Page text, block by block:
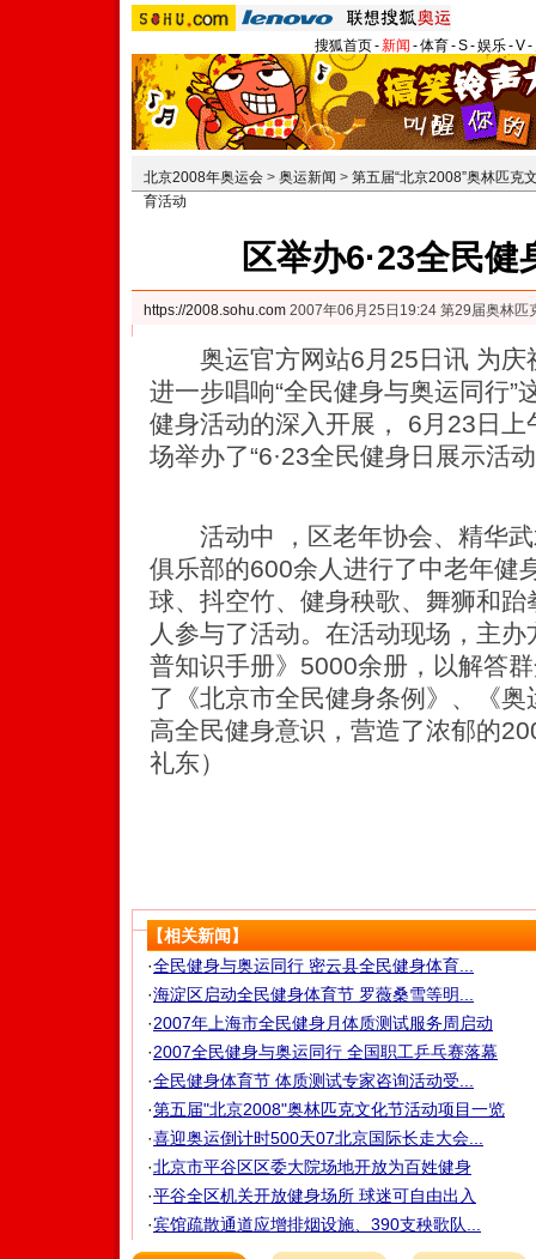
搜狐首页-新闻 -体育-S-娱乐-V-
北京2008年奥运会 > 奥运新闻 > 第五届“北京2008”奥林匹克
育活动
区举办6·23全民
https://2008.sohu.com 2007年06月25日19:24 第29届奥林匹
奥运官方网站6月25日讯 为庆
进一步唱响“全民健身与奥运同行”
健身活动的深入开展， 6月23日
场举办了“6·23全民健身日展示活
活动中 ，区老年协会、精华武
俱乐部的600余人进行了中老年健
球、抖空竹、健身秧歌、舞狮和
人参与了活动。在活动现场，主
普知识手册》5000余册，以解答
了《北京市全民健身条例》、《
高全民健身意识，营造了浓郁的
礼东）
【相关新闻】
·全民健身与奥运同行 密云县全民健身体育...
·海淀区启动全民健身体育节 罗薇桑雪等明...
·2007年上海市全民健身月体质测试服务周启动
·2007全民健身与奥运同行 全国职工乒乓赛落幕
·全民健身体育节 体质测试专家咨询活动受...
·第五届"北京2008"奥林匹克文化节活动项目一览
·喜迎奥运倒计时500天07北京国际长走大会...
·北京市平谷区区委大院场地开放为百姓健身
·平谷全区机关开放健身场所 球迷可自由出入
·宾馆疏散通道应增排烟设施、390支秧歌队...